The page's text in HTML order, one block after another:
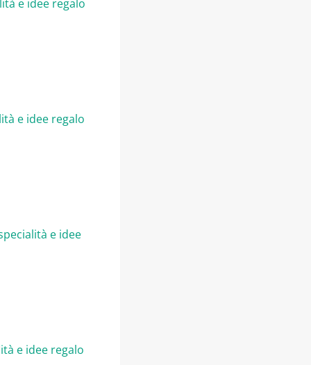
e idee regalo
e idee regalo
e idee
e idee regalo